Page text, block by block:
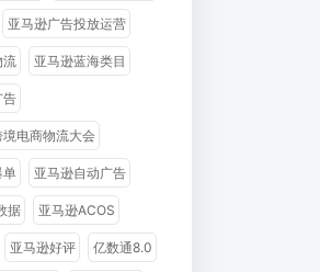
亚马逊广告投放运营
流 亚马逊蓝海类目
告
电商物流大会
单 亚马逊自动广告
据 亚马逊ACOS
亚马逊好评 亿数通8.0